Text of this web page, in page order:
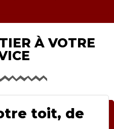
À VOTRE
toit, de